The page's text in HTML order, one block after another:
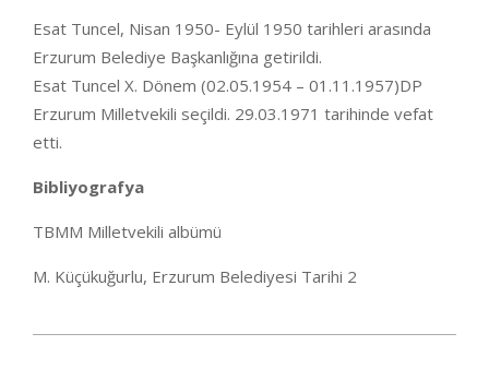
Esat Tuncel, Nisan 1950- Eylül 1950 tarihleri arasında
Erzurum Belediye Başkanlığına getirildi.
Esat Tuncel X. Dönem (02.05.1954 – 01.11.1957)DP
Erzurum Milletvekili seçildi. 29.03.1971 tarihinde vefat
etti.
Bibliyografya
TBMM Milletvekili albümü
M. Küçükuğurlu, Erzurum Belediyesi Tarihi 2